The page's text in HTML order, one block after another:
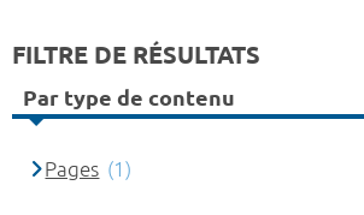
FILTRE DE RÉSULTATS
Par type de contenu
Pages (1)